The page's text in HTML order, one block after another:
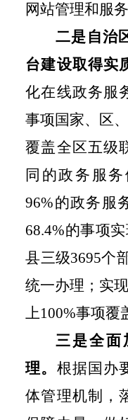
网站管理和服
二是自治
台建设取得实
化在线政务服
事项国家、区
覆盖全区五级
同的政务服
96%的政务服
68.4%的事项实
县三级3695个
统一办理；实
上100%事项覆
三是全面
理。 根据国办
体管理机制，